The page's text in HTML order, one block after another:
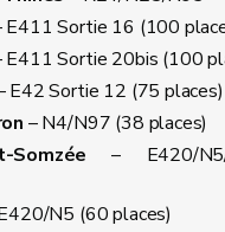
E411 Sortie 16 (100
E411 Sortie 20bis (100
E42 Sortie 12 (75 places)
– N4/N97 (38 places)
Somzée – E420/
N5 (60 places)